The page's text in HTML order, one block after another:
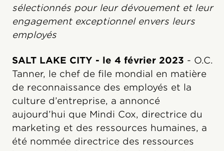
sélectionnés pour leur dévouement et leur
engagement exceptionnel envers leurs
employés
SALT LAKE CITY - le 4 février 2023 - O.C.
Tanner, le chef de file mondial en matière
de reconnaissance des employés et la
culture d’entreprise, a annoncé
aujourd’hui que Mindi Cox, directrice du
marketing et des ressources humaines, a
été nommée directrice des ressources